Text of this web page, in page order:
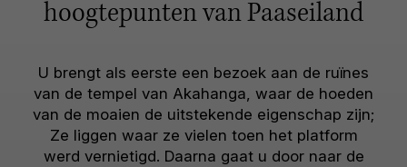
hoogtepunten van Paaseiland
U brengt als eerste een bezoek aan de ruïnes
van de tempel van Akahanga, waar de hoeden
van de moaien de uitstekende eigenschap zijn;
Ze liggen waar ze vielen toen het platform
werd vernietigd. Daarna gaat u door naar de